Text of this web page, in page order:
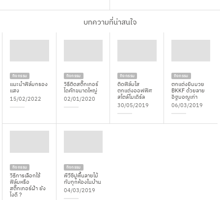
บทความที่น่าสนใจ
กิจกรรม
แนะนำฟิล์มกรอง
แสง
15/02/2022
กิจกรรม
วิธีติดสติ๊กเกอร์
ไดคัทขนาดใหญ่
02/01/2020
กิจกรรม
ติดฟิล์มใส
ตกแต่งออฟฟิศ
สไตล์โมเดิร์ล
30/05/2019
กิจกรรม
ตกแต่งยิมมวย
BKKF ด้วยลาย
อิฐมอญเก่า
06/03/2019
กิจกรรม
วิธีการเลือกใช้
ฟิล์มหรือ
สติ๊กเกอร์ฝ้า ยัง
ไงดี ?
กิจกรรม
พีวีซีปูพื้นลายไม้
กับทุกห้องในบ้าน
04/03/2019